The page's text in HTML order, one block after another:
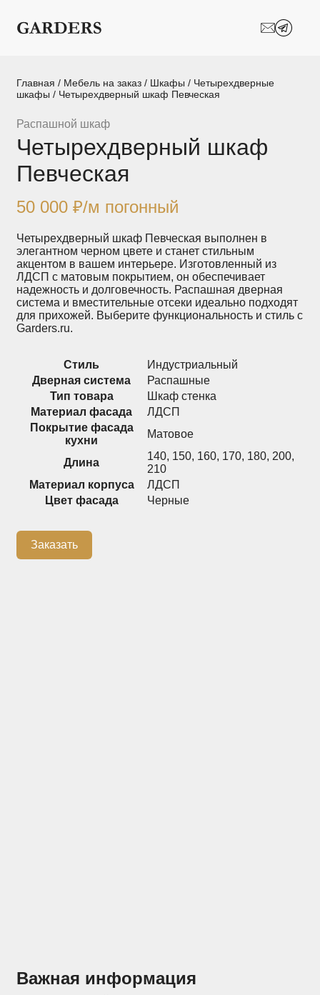
Шкафы-купе
Межкомнатные
Мебель в детскую Мебель в ванную
Модульные
хранения
Прихожие
Стеллажи Тумбы
Шкафы по
назначению
Гардеробные
+7 (926) 192-03-75
Доставка
Контакты
Сотрудничество
Блог
Главная / Мебель на заказ / Шкафы / Четырехдверные
шкафы / Четырехдверный шкаф Певческая
Важная информация
Распашной шкаф
Четырехдверный шкаф
Певческая
50 000₽/м погонный
Четырехдверный шкаф Певческая выполнен в
элегантном черном цвете и станет стильным
акцентом в вашем интерьере. Изготовленный из
ЛДСП с матовым покрытием, он обеспечивает
надежность и долговечность. Распашная дверная
система и вместительные отсеки идеально подходят
для прихожей. Выберите функциональность и стиль с
Garders.ru.
Стиль
Индустриальный
Дверная система
Распашные
Тип товара
Шкаф стенка
Материал фасада
ЛДСП
Покрытие фасада
кухни
Матовое
Длина
140, 150, 160, 170, 180, 200,
210
Материал корпуса
ЛДСП
Цвет фасада
Черные
Заказать